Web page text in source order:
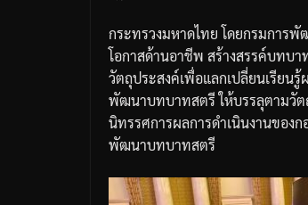
กระทรวงมหาดไทย โดยกรมการ
โอกาสด้านอาชีพ สร้างสรรค์บทบา
วัตถุประสงค์เพื่อแลกเปลี่ยนเรียนรู้
พัฒนาบทบาทสตรี ให้บรรลุตามวั
นิทรรศการผลการดำเนินงานขอ
พัฒนาบทบาทสตรี